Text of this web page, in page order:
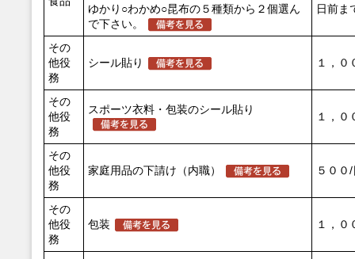
ゆかり○わかめ○昆布の５種類から２個選ん
で下さい。
日前ま
その
他役
務
シール貼り １，０
その
他役
務
スポーツ衣料・包装のシール貼り
１，０
その
他役
務
家庭用品の下請け（内職） ５００
その
他役
務
包装 １，０